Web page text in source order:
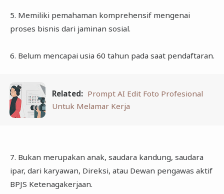
5. Memiliki pemahaman komprehensif mengenai
proses bisnis dari jaminan sosial.
6. Belum mencapai usia 60 tahun pada saat pendaftaran.
Related: Prompt AI Edit Foto Profesional
Untuk Melamar Kerja
7. Bukan merupakan anak, saudara kandung, saudara
ipar, dari karyawan, Direksi, atau Dewan pengawas aktif
BPJS Ketenagakerjaan.